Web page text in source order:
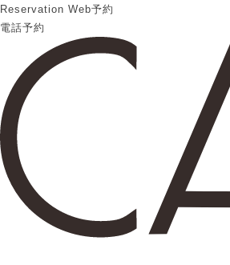
Reservation Web予約
電話予約